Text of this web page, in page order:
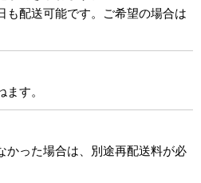
配送可能です。ご希望の場合は
す。
かった場合は、別途再配送料が必